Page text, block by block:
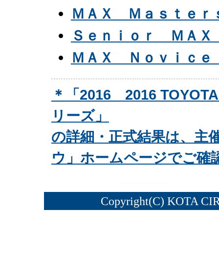
ＭＡＸ Ｍａｓｔｅ
Ｓｅｎｉｏｒ ＭＡ
ＭＡＸ Ｎｏｖｉｃ
＊「2016 2016
リーズ」
の詳細・正式結果は、
ウ」ホームページでご確
Copyright(C) KOTA